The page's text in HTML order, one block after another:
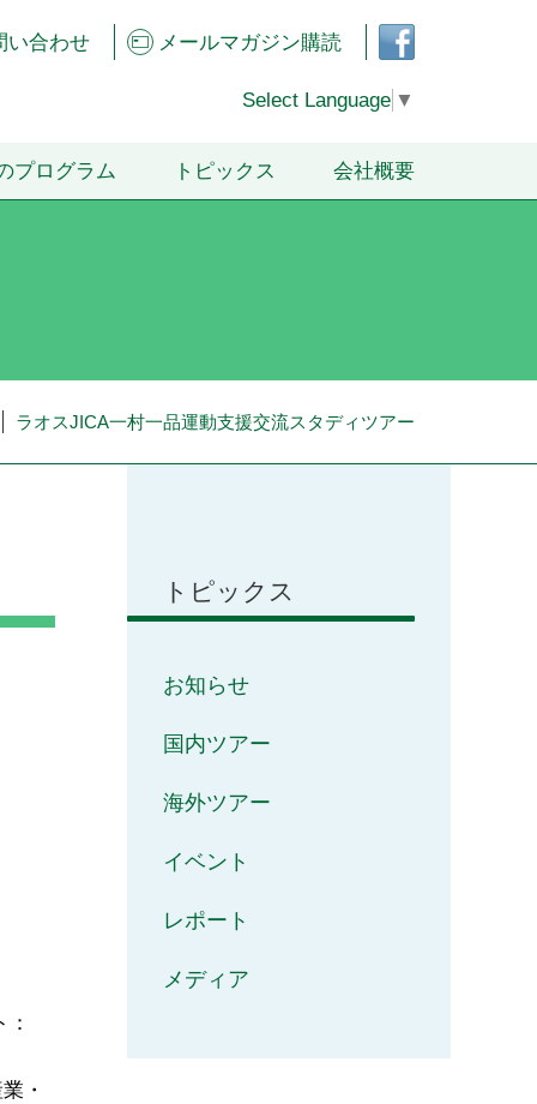
い合わせ メールマガジン購読
フェ
イス
クペ
ージ
プログラム トピックス 会社概要
Select Language ▼
ラオスJICA一村一品運動支援交流スタディツアー
・
トピックス
お知らせ
国内ツアー
海外ツアー
イベント
レポート
メディア